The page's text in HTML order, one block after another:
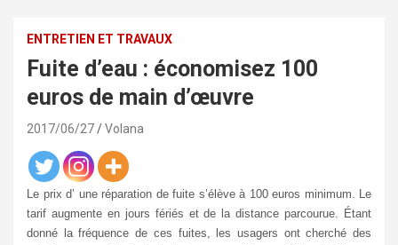
ENTRETIEN ET TRAVAUX
Fuite d’eau : économisez 100
euros de main d’œuvre
2017/06/27 Volana
Le prix d’ une réparation de fuite s’élève à 100 euros minimum. Le
tarif augmente en jours fériés et de la distance parcourue. Étant
donné la fréquence de ces fuites, les usagers ont cherché des